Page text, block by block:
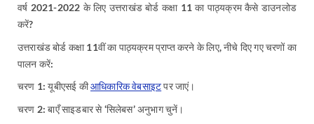
वर्ष 2021-2022 के लिए उत्तराखंड बोर्ड कक्षा 11 का पाठ्यक्रम कैसे डाउनलोड
करें?
उत्तराखंड बोर्ड कक्षा 11वीं का पाठ्यक्रम प्राप्त करने के लिए, नीचे दिए गए चरणों का
पालन करें:
चरण 1: यूबीएसई कीआधिकारिक वेबसाइटपर जाएं।
चरण 2: बाएँ साइडबार से ‘सिलेबस’ अनुभाग चुनें।